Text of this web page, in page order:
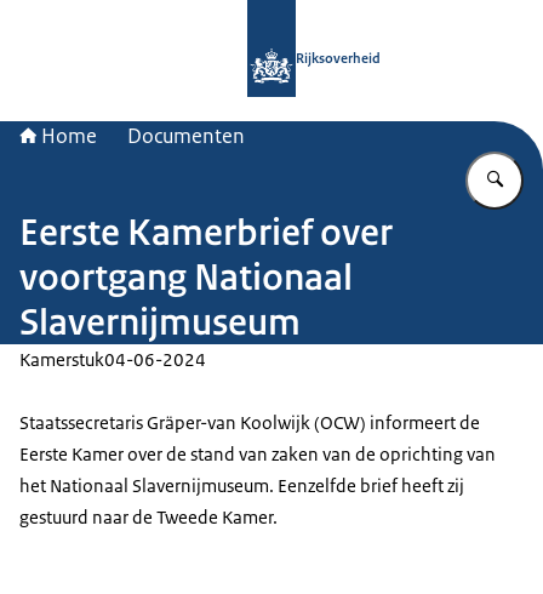
Rijksoverheid
Home Documenten
Eerste Kamerbrief over
voortgang Nationaal
Slavernijmuseum
Kamerstuk04-06-2024
Staatssecretaris Gräper-van Koolwijk (OCW) informeert de
Eerste Kamer over de stand van zaken van de oprichting van
het Nationaal Slavernijmuseum. Eenzelfde brief heeft zij
gestuurd naar de Tweede Kamer.